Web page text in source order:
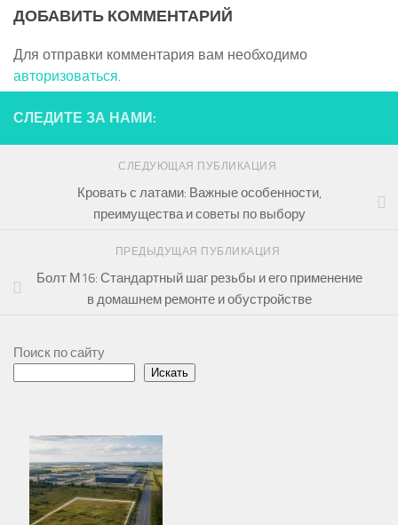
ДОБАВИТЬ КОММЕНТАРИЙ
Для отправки комментария вам необходимо
авторизоваться.
СЛЕДИТЕ ЗА НАМИ:
СЛЕДУЮЩАЯ ПУБЛИКАЦИЯ
Кровать с латами: Важные особенности,
преимущества и советы по выбору
ПРЕДЫДУЩАЯ ПУБЛИКАЦИЯ
Болт М16: Стандартный шаг резьбы и его применение
в домашнем ремонте и обустройстве
Поиск по сайту
Искать